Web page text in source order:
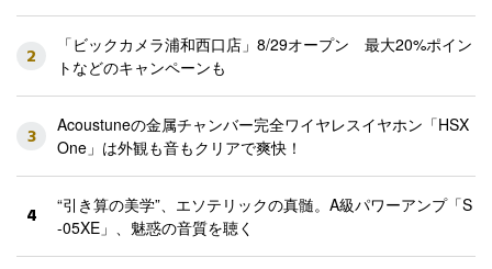
2
「ビックカメラ浦和西口店」8/29オープン 最大20%ポイン
トなどのキャンペーンも
3
Acoustuneの金属チャンバー完全ワイヤレスイヤホン「HSX
One」は外観も音もクリアで爽快！
4
“引き算の美学”、エソテリックの真髄。A級パワーアンプ「S
-05XE」、魅惑の音質を聴く